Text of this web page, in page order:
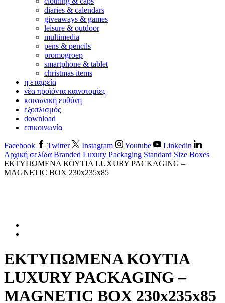
diaries & calendars
giveaways & games
leisure & outdoor
multimedia
pens & pencils
promogroep
smartphone & tablet
christmas items
η εταιρεία
νέα προϊόντα καινοτομίες
κοινωνική ευθύνη
εξοπλισμός
download
επικοινωνία
Facebook Twitter Instagram Youtube
Linkedin
Αρχική σελίδα Branded Luxury Packaging Standard Size Boxes
ΕΚΤΥΠΩΜΕΝΑ ΚΟΥΤΙΑ LUXURY PACKAGING –
MAGNETIC BOX 230x235x85
ΕΚΤΥΠΩΜΕΝΑ ΚΟΥΤΙΑ
LUXURY PACKAGING –
MAGNETIC BOX 230x235x85